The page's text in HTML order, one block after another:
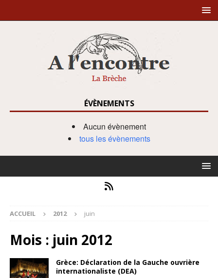
ÉVÈNEMENTS
Aucun évènement
tous les évènements
ACCUEIL 2012 juin
Mois : juin 2012
Grèce: Déclaration de la Gauche ouvrière
internationaliste (DEA)